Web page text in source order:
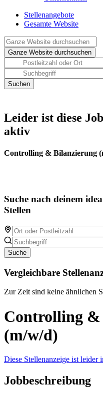
Stellenangebote
Gesamte Website
Leider ist diese
aktiv
Controlling & Bilanzierung
Suche nach deinem
Stellen
Suche
Vergleichbare
Zur Zeit sind keine ähnlichen
Controlling
(m/w/d)
Diese Stellenanzeige ist leider
Jobbeschreibung